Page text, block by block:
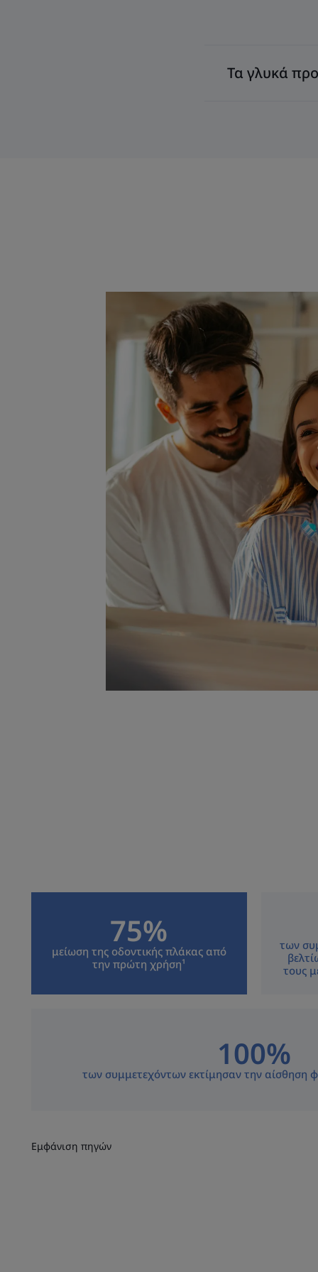
Τα γλυκά
75%
μείωση της οδοντικής πλάκας από
την πρώτη χρήση¹
των
τους
100%
των συμμετεχόντων εκτίμησαν την αίσθηση
Εμφάνιση πηγών